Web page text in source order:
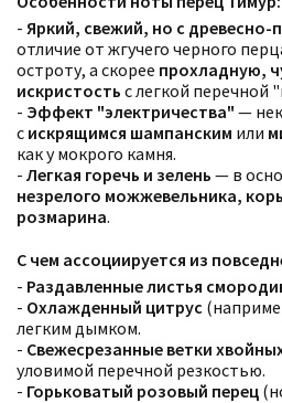
- Яркий, свежий, но с древесно-
отличие от жгучего черного
остроту, а скорее прохладную,
искристость с легкой перечной
- Эффект "электричества" —
с искрящимся шампанским или
как у мокрого камня.
- Легкая горечь и зелень — в
незрелого можжевельника,
розмарина.
С чем ассоциируется из
- Раздавленные листья
- Охлажденный цитрус
легким дымком.
- Свежесрезанные ветки
уловимой перечной резкостью.
- Горьковатый розовый перец